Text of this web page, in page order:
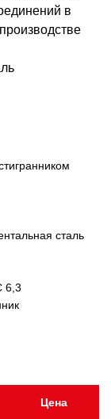
в
сталь
6,3
Цена